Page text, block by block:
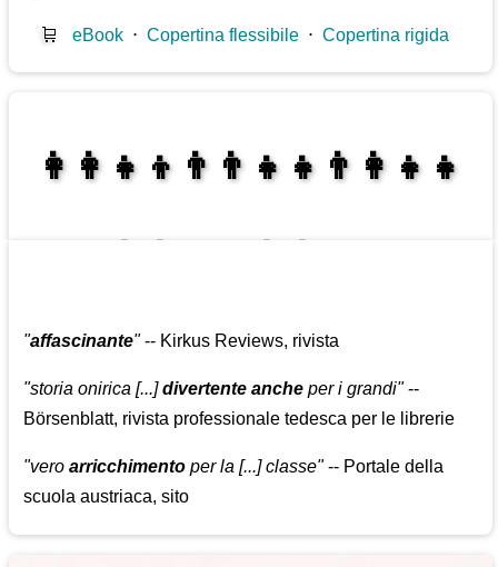
🛒 eBook ⋅Copertina flessibile ⋅Copertina rigida
👩‍👩‍👧‍👦👨‍👨‍👧‍👧👨‍👩‍👧‍👧
"affascinante"-- Kirkus Reviews, rivista
"storia onirica [...]divertente anche per i grandi"--
Börsenblatt, rivista professionale tedesca per le librerie
"veroarricchimento per la [...] classe"-- Portale della
scuola austriaca, sito